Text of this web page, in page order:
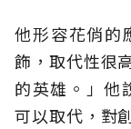
他形容花俏的
飾，取代性很
的英雄。」他
可以取代，對